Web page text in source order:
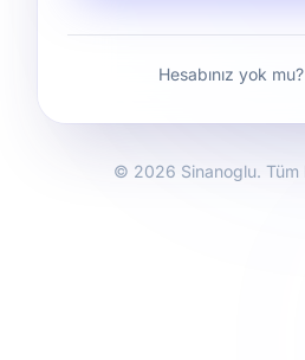
Hesabınız yok mu?
© 2026 Sinanoglu. Tüm